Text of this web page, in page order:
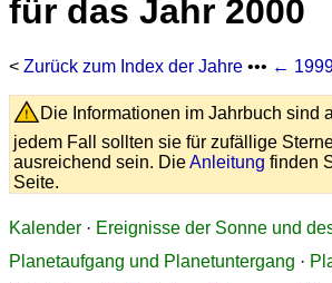
für das Jahr 2000
< Zurück zum Index der Jahre ••• ←
Die Informationen im Jahrbuch sind
jedem Fall sollten sie für zufällige
ausreichend sein. DieAnleitung finden
Seite.
Kalender · Ereignisse der Sonne und
Planetaufgang und Planetuntergang ·